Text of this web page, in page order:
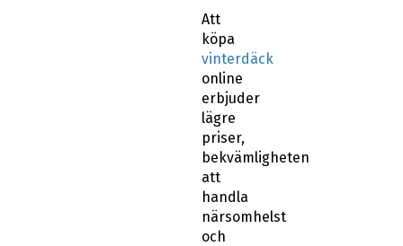
Att
köpa
vinterdäck
online
erbjuder
lägre
priser,
bekvämligheten
att
handla
närsomhelst
och